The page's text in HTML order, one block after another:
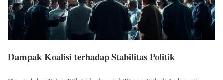
Dampak Koalisi terhadap Stabilitas Politik